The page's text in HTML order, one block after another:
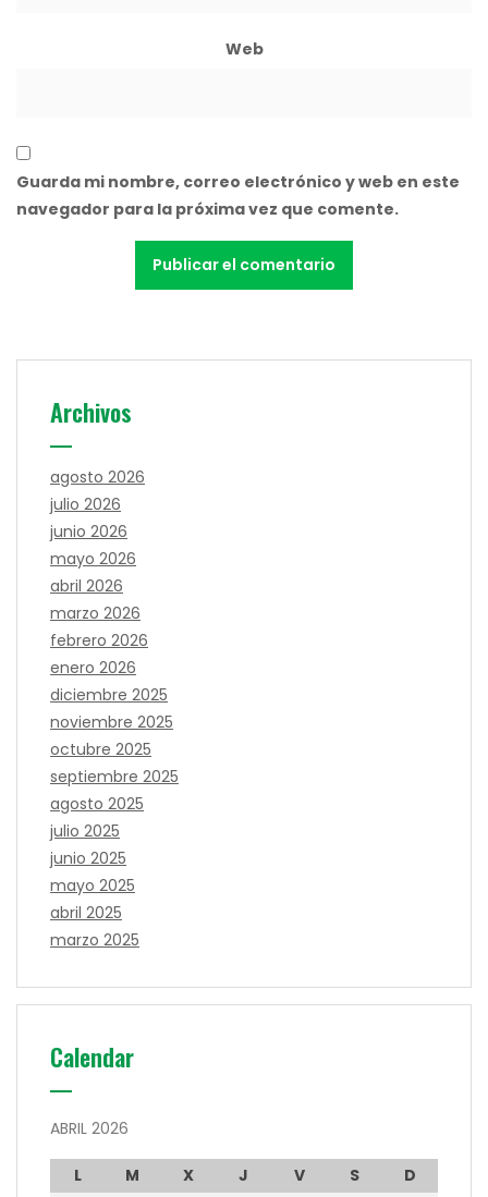
Web
Guarda mi nombre, correo electrónico y web en este
navegador para la próxima vez que comente.
Archivos
agosto 2026
julio 2026
junio 2026
mayo 2026
abril 2026
marzo 2026
febrero 2026
enero 2026
diciembre 2025
noviembre 2025
octubre 2025
septiembre 2025
agosto 2025
julio 2025
junio 2025
mayo 2025
abril 2025
marzo 2025
Calendar
ABRIL 2026
L M X J V S
D